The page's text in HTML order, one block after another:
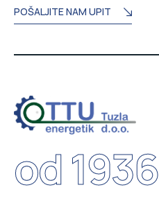
POŠALJITE NAM UPIT
od 1936